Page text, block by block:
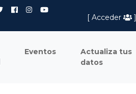
[ Acceder
]
Eventos
Actualiza tus
datos